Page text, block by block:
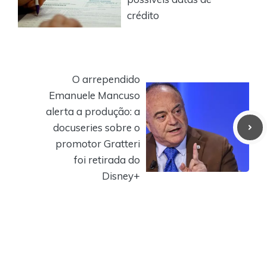
crédito
O arrependido
Emanuele Mancuso
alerta a produção: a
docuseries sobre o
promotor Gratteri
foi retirada do
Disney+